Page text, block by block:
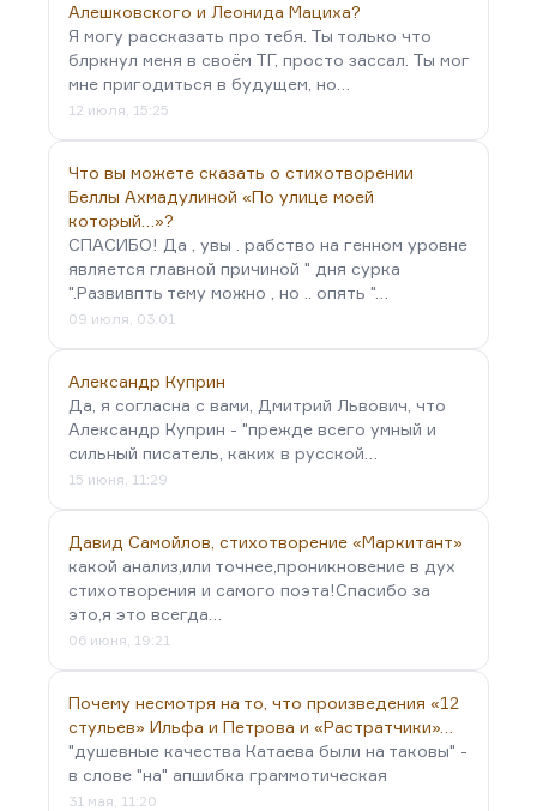
Алешковского и Леонида Мациха?
Я могу рассказать про тебя. Ты только что
блркнул меня в своём ТГ, просто зассал. Ты мог
мне пригодиться в будущем, но…
12 июля, 15:25
Что вы можете сказать о стихотворении
Беллы Ахмадулиной «По улице моей
который…»?
СПАСИБО! Да , увы . рабство на генном уровне
является главной причиной " дня сурка
".Развивпть тему можно , но .. опять "…
09 июля, 03:01
Александр Куприн
Да, я согласна с вами, Дмитрий Львович, что
Александр Куприн - "прежде всего умный и
сильный писатель, каких в русской…
15 июня, 11:29
Давид Самойлов, стихотворение «Маркитант»
какой анализ,или точнее,проникновение в дух
стихотворения и самого поэта!Спасибо за
это,я это всегда…
06 июня, 19:21
Почему несмотря на то, что произведения «12
стульев» Ильфа и Петрова и «Растратчики»…
"душевные качества Катаева были на таковы" -
в слове "на" апшибка граммотическая
31 мая, 11:20